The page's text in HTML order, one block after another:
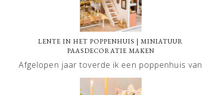
LENTE IN HET POPPENHUIS | MINIATUUR
PAASDECORATIE MAKEN
Afgelopen jaar toverde ik een poppenhuis van